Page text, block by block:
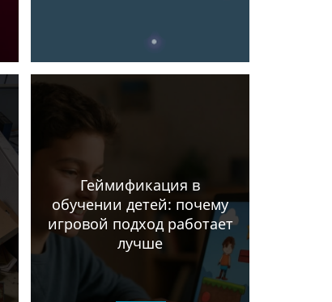
Геймификация в
обучении детей: почему
игровой подход работает
лучше